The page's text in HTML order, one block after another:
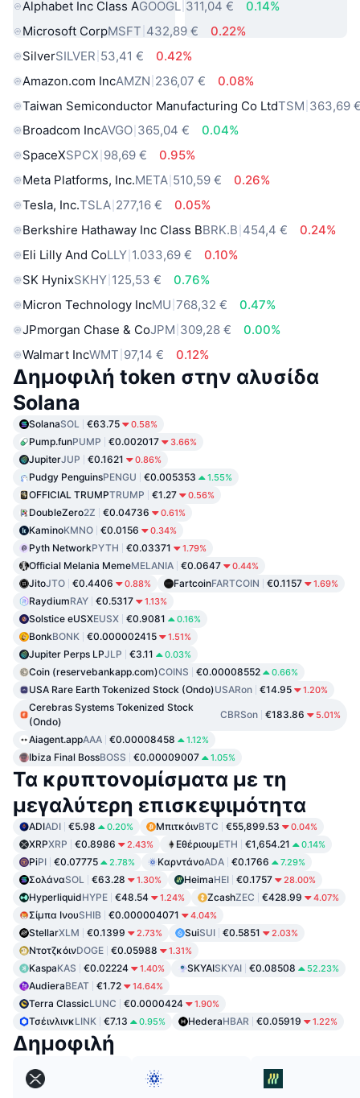
Alphabet Inc Class AGOOGL 311,04 €
0.14%
Microsoft CorpMSFT 432,89 €
0.22%
SilverSILVER 53,41 €
0.42%
Amazon.com IncAMZN 236,07 €
0.08%
Taiwan Semiconductor Manufacturing Co LtdTSM 363,69
Broadcom IncAVGO 365,04 €
0.04%
SpaceXSPCX 98,69 €
0.95%
Meta Platforms, Inc.META 510,59 €
0.26%
Tesla, Inc.TSLA 277,16 €
0.05%
Berkshire Hathaway Inc Class BBRK.B 454,4 €
0.24%
Eli Lilly And CoLLY 1.033,69 €
0.10%
SK HynixSKHY 125,53 €
0.76%
Micron Technology IncMU 768,32 €
0.47%
JPmorgan Chase & CoJPM 309,28 €
0.00%
Walmart IncWMT 97,14 € 0.12%
Δημοφιλή token στην αλυσίδα
Solana
SolanaSOL €63.75 0.58%
Pump.funPUMP €0.002017 3.66%
JupiterJUP €0.1621 0.86%
Pudgy PenguinsPENGU €0.005353 1.55%
OFFICIAL TRUMPTRUMP €1.27 0.56%
DoubleZero2Z €0.04736 0.61%
KaminoKMNO €0.0156 0.34%
Pyth NetworkPYTH €0.03371 1.79%
Official Melania MemeMELANIA €0.0647 0.44%
JitoJTO €0.4406 0.88% FartcoinFARTCOIN €0.1157 1.69%
RaydiumRAY €0.5317 1.13%
Solstice eUSXEUSX €0.9081 0.16%
BonkBONK €0.000002415 1.51%
Jupiter Perps LPJLP €3.11 0.03%
Coin (reservebankapp.com)COINS €0.00008552 0.66%
USA Rare Earth Tokenized Stock (Ondo)USARon €14.95 1.20%
Cerebras Systems Tokenized Stock
(Ondo)
CBRSon €183.86 5.01%
Aiagent.appAAA €0.00008458 1.12%
Ibiza Final BossBOSS €0.00009007 1.05%
Τα κρυπτονομίσματα με τη
μεγαλύτερη επισκεψιμότητα
ADIADI €5.98 0.20% ΜπιτκόινBTC €55,899.53 0.04%
XRPXRP €0.8986 2.43% ΕθέριουμETH €1,654.21 0.14%
PiPI €0.07775 2.78% ΚαρντάνοADA €0.1766 7.29%
ΣολάναSOL €63.28 1.30% HeimaHEI €0.1757 28.00%
HyperliquidHYPE €48.54 1.24% ZcashZEC €428.99 4.07%
Σίμπα ΙνουSHIB €0.000004071 4.04%
StellarXLM €0.1399 2.73% SuiSUI €0.5851 2.03%
ΝτοτζκόινDOGE €0.05988 1.31%
KaspaKAS €0.02224 1.40% SKYAISKYAI €0.08508 52.23%
AudieraBEAT €1.72 14.64%
Terra ClassicLUNC €0.0000424 1.90%
ΤσέινλινκLINK €7.13 0.95% HederaHBAR €0.05919 1.22%
Δημοφιλή